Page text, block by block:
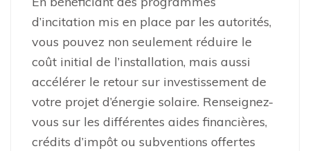
d’incitation mis en place par les autorités,
vous pouvez non seulement réduire le
coût initial de l’installation, mais aussi
accélérer le retour sur investissement de
votre projet d’énergie solaire. Renseignez-
vous sur les différentes aides financières,
crédits d’impôt ou subventions offertes